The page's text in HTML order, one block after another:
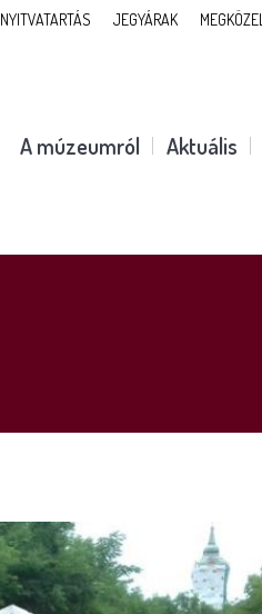
NYITVATARTÁS JEGYÁRAK
A múzeumról Aktuális